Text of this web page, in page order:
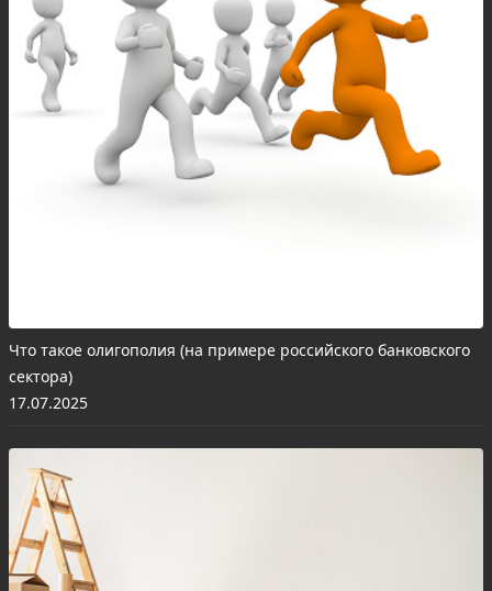
Что такое олигополия (на примере российского банковского
сектора)
17.07.2025